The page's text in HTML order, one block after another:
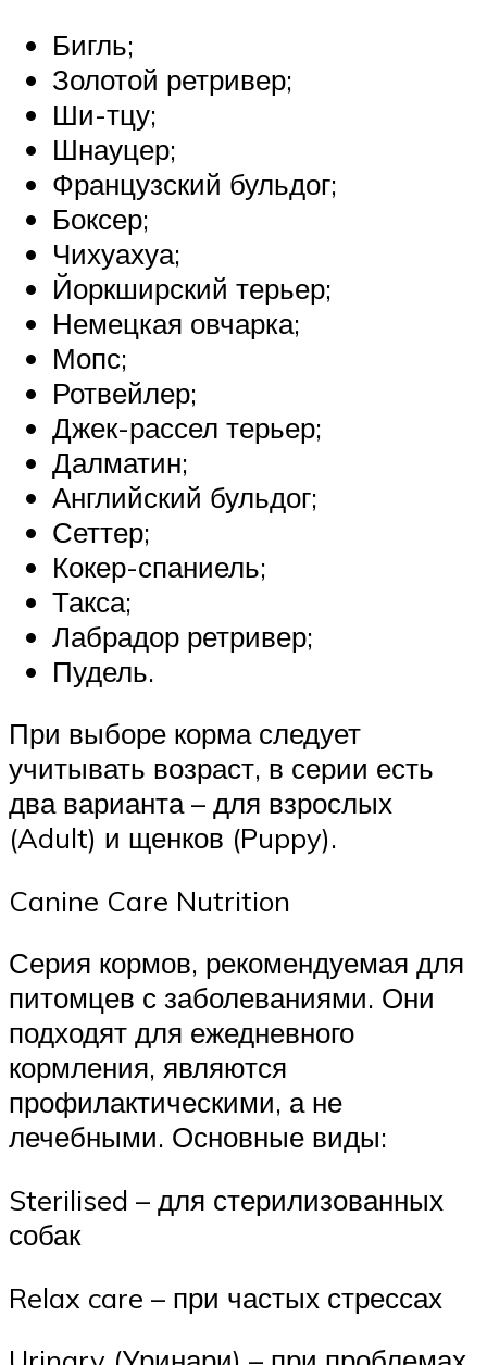
Бигль;
Золотой ретривер;
Ши-тцу;
Шнауцер;
Французский бульдог;
Боксер;
Чихуахуа;
Йоркширский терьер;
Немецкая овчарка;
Мопс;
Ротвейлер;
Джек-рассел терьер;
Далматин;
Английский бульдог;
Сеттер;
Кокер-спаниель;
Такса;
Лабрадор ретривер;
Пудель.
При выборе корма следует
учитывать возраст, в серии есть
два варианта – для взрослых
(Adult) и щенков (Puppy).
Canine Care Nutrition
Серия кормов, рекомендуемая для
питомцев с заболеваниями. Они
подходят для ежедневного
кормления, являются
профилактическими, а не
лечебными. Основные виды:
Sterilised – для стерилизованных
собак
Relax care – при частых стрессах